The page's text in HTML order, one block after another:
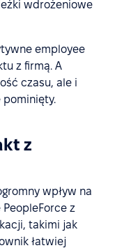
wdrożeniowe
employee
z firmą. A
czasu, ale i
pominięty.
z
wpływ na
z
takimi jak
łatwiej